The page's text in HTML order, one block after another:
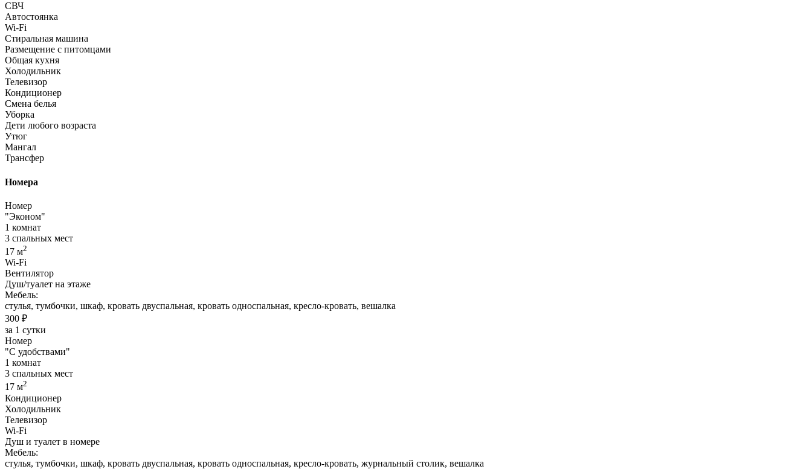
СВЧ
Автостоянка
Wi-Fi
Стиральная машина
Размещение с питомцами
Общая кухня
Холодильник
Телевизор
Кондиционер
Смена белья
Уборка
Дети любого возраста
Утюг
Мангал
Трансфер
Номера
Номер
"Эконом"
1 комнат
3 спальных мест
17 м2
Wi-Fi
Вентилятор
Душ/туалет на этаже
Мебель:
стулья, тумбочки, шкаф, кровать двуспальная, кровать односпальная, кресло-кровать, вешалка
300 ₽
за 1 сутки
Номер
"С удобствами"
1 комнат
3 спальных мест
17 м2
Кондиционер
Холодильник
Телевизор
Wi-Fi
Душ и туалет в номере
Мебель:
стулья, тумбочки, шкаф, кровать двуспальная, кровать односпальная, кресло-кровать, журнальный столик, вешалка